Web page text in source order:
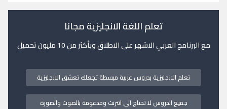
تعلم اللغة الانجليزية مجانا
مع البرنامج العربي الاشهر على الاطلاق وبأكثر من 10 مليون تحميل
تعلم الانجليزية بدروس عربية مبسطة تجعلك تعشق الانجليزية
جميع الدروس لا تحتاج الى انترنت ومدعومة بالصوت والصورة